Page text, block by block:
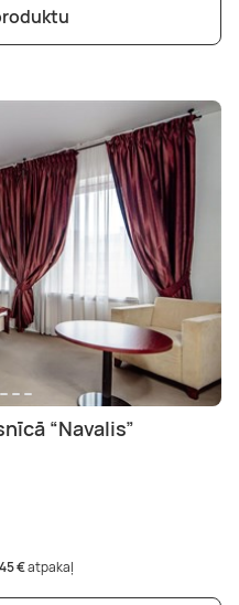
“Navalis”
€atpakaļ